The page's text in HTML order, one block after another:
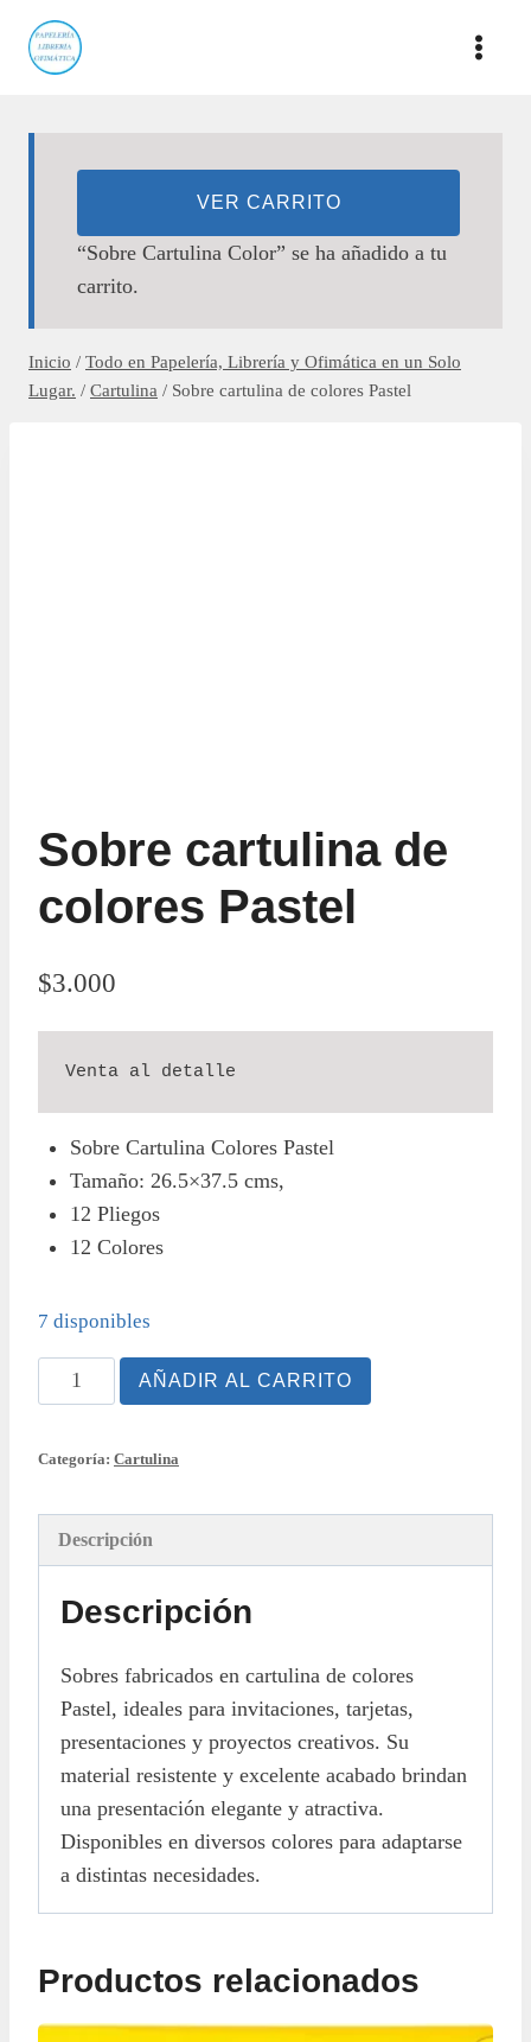
Saltar
contenido
“Sobre Cartulina Color” se ha añadido a tu
carrito.
VER CARRITO
Inicio / Todo en Papelería, Librería y Ofimática en un Solo
Lugar. / Cartulina / Sobre cartulina de colores Pastel
Sobre cartulina de
colores Pastel
$3.000
Venta al detalle
Sobre Cartulina Colores Pastel
Tamaño: 26.5×37.5 cms,
12 Pliegos
12 Colores
7 disponibles
Sobre
cartulina
colores
cantidad
AÑADIR AL CARRITO
Categoría: Cartulina
Descripción
Descripción
Sobres fabricados en cartulina de colores
Pastel, ideales para invitaciones, tarjetas,
presentaciones y proyectos creativos. Su
material resistente y excelente acabado brindan
una presentación elegante y atractiva.
Disponibles en diversos colores para adaptarse
a distintas necesidades.
Productos relacionados